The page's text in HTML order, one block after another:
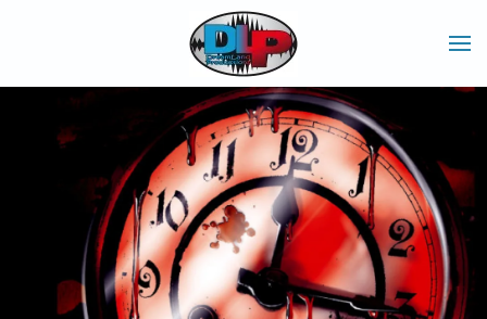
Skip to main content